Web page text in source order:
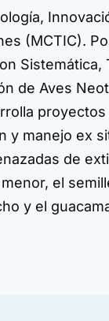
(MCTIC).
Sistemática,
de Aves
proyectos
y manejo ex
de
el
y el